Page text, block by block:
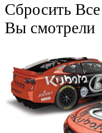
Сбросить Все
Вы смотрели